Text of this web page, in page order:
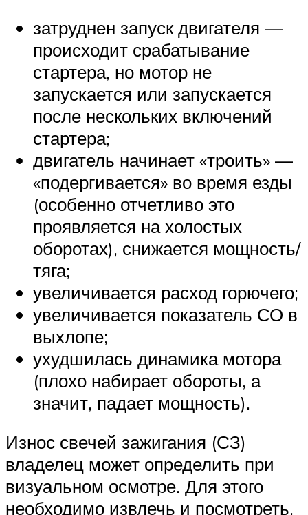
затруднен запуск двигателя —
происходит срабатывание
стартера, но мотор не
запускается или запускается
после нескольких включений
стартера;
двигатель начинает «троить» —
«подергивается» во время езды
(особенно отчетливо это
проявляется на холостых
оборотах), снижается мощность/
тяга;
увеличивается расход горючего;
увеличивается показатель СО в
выхлопе;
ухудшилась динамика мотора
(плохо набирает обороты, а
значит, падает мощность).
Износ свечей зажигания (СЗ)
владелец может определить при
визуальном осмотре. Для этого
необходимо извлечь и посмотреть,